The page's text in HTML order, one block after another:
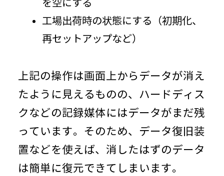
を空にする
工場出荷時の状態にする（初期化、
再セットアップなど）
上記の操作は画面上からデータが消え
たように見えるものの、ハードディス
クなどの記録媒体にはデータがまだ残
っています。そのため、データ復旧装
置などを使えば、消したはずのデータ
は簡単に復元できてしまいます。